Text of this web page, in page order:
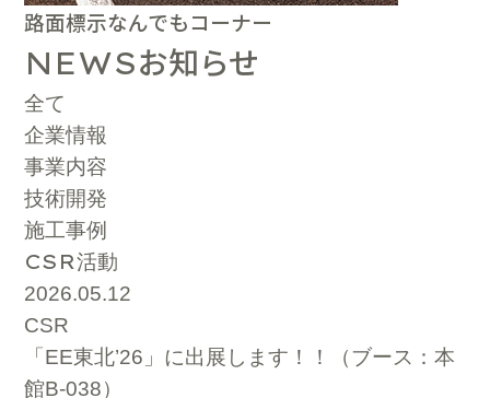
路面標示なんでもコーナー
NEWSお知らせ
全て
企業情報
事業内容
技術開発
施工事例
CSR活動
2026.05.12
CSR
「EE東北’26」に出展します！！（ブース：本
館B-038）